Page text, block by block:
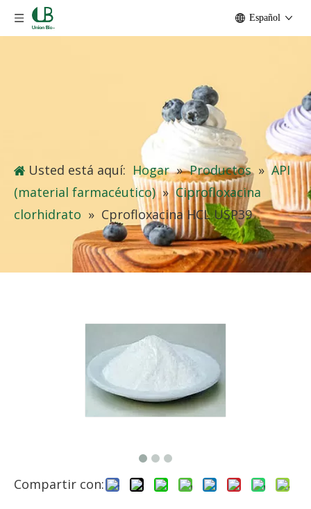
Español
Usted está aquí: Hogar » Productos » API
(material farmacéutico) » Ciprofloxacina
clorhidrato » Cprofloxacina HCL USP39
Compartir con: